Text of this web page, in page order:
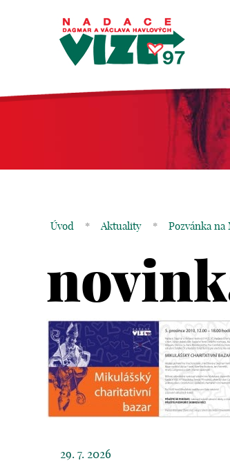
Úvod * Aktuality * Pozvánka
29. 7. 2026